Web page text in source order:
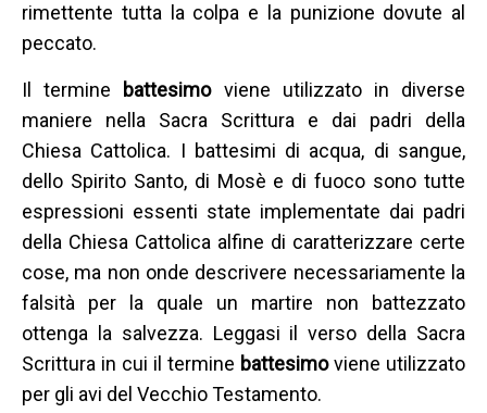
rimettente tutta la colpa e la punizione dovute al
peccato.
Il termine battesimoviene utilizzato in diverse
maniere nella Sacra Scrittura e dai padri della
Chiesa Cattolica. I battesimi di acqua, di sangue,
dello Spirito Santo, di Mosè e di fuoco sono tutte
espressioni essenti state implementate dai padri
della Chiesa Cattolica alfine di caratterizzare certe
cose, ma non onde descrivere necessariamente la
falsità per la quale un martire non battezzato
ottenga la salvezza. Leggasi il verso della Sacra
Scrittura in cui il termine battesimoviene utilizzato
per gli avi del Vecchio Testamento.